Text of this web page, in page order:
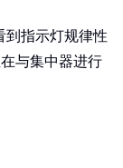
到指示灯规律性
与集中器进行